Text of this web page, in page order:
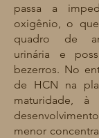
passa a
oxigênio, o
quadro de
urinária e
bezerros. No
de HCN na
maturidade,
menor